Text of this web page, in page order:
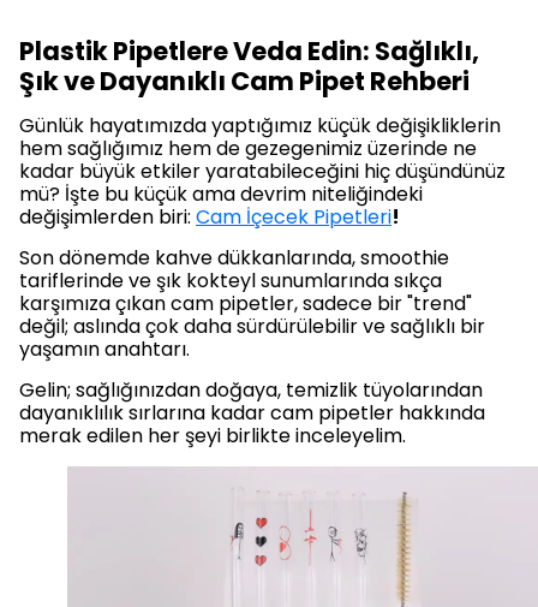
Plastik Pipetlere Veda Edin: Sağlıklı,
Şık ve Dayanıklı Cam Pipet Rehberi
Günlük hayatımızda yaptığımız küçük değişikliklerin
hem sağlığımız hem de gezegenimiz üzerinde ne
kadar büyük etkiler yaratabileceğini hiç düşündünüz
mü? İşte bu küçük ama devrim niteliğindeki
değişimlerden biri: Cam İçecek Pipetleri!
Son dönemde kahve dükkanlarında, smoothie
tariflerinde ve şık kokteyl sunumlarında sıkça
karşımıza çıkan cam pipetler, sadece bir "trend"
değil; aslında çok daha sürdürülebilir ve sağlıklı bir
yaşamın anahtarı.
Gelin; sağlığınızdan doğaya, temizlik tüyolarından
dayanıklılık sırlarına kadar cam pipetler hakkında
merak edilen her şeyi birlikte inceleyelim.